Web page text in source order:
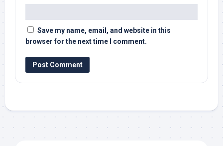
Save my name, email, and website in this
browser for the next time I comment.